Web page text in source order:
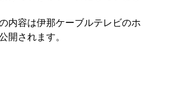
内容は伊那ケーブルテレビのホ
開されます。